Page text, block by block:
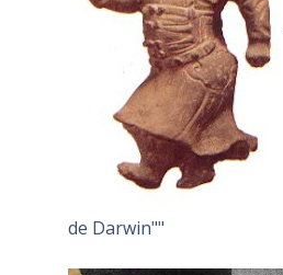
de Darwin""